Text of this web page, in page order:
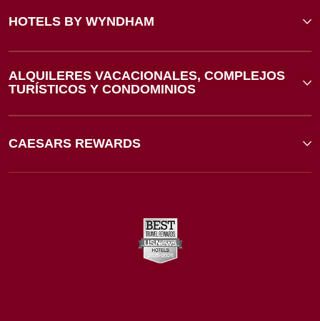
HOTELS BY WYNDHAM
ALQUILERES VACACIONALES, COMPLEJOS
TURÍSTICOS Y CONDOMINIOS
CAESARS REWARDS